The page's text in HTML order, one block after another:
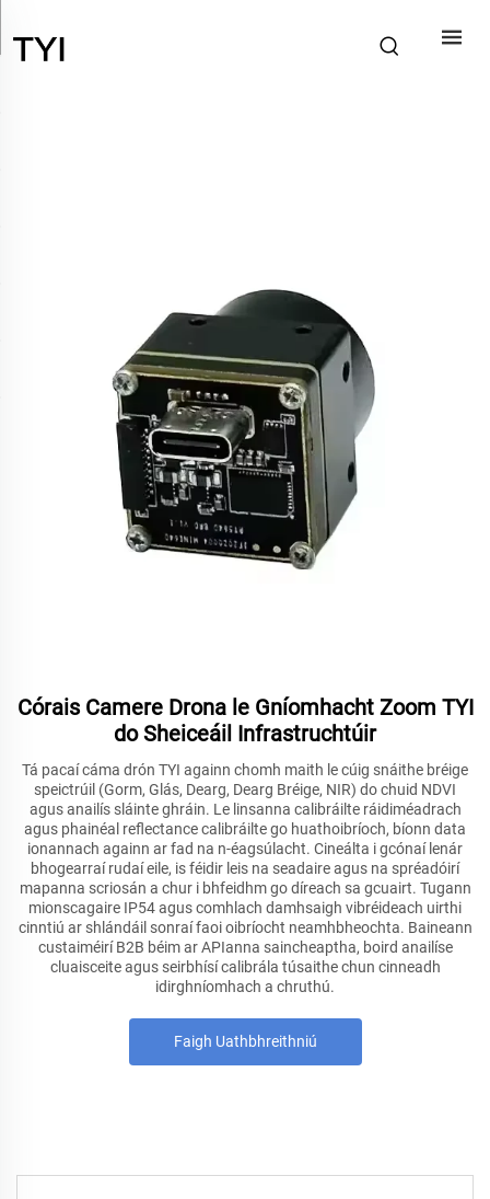
Córais Camere Drona le Gníomhacht Zoom TYI
do Sheiceáil Infrastruchtúir
Tá pacaí cáma drón TYI againn chomh maith le cúig snáithe bréige
speictrúil (Gorm, Glás, Dearg, Dearg Bréige, NIR) do chuid NDVI
agus anailís sláinte ghráin. Le linsanna calibráilte ráidiméadrach
agus phainéal reflectance calibráilte go huathoibríoch, bíonn data
ionannach againn ar fad na n-éagsúlacht. Cineálta i gcónaí lenár
bhogearraí rudaí eile, is féidir leis na seadaire agus na spréadóirí
mapanna scriosán a chur i bhfeidhm go díreach sa gcuairt. Tugann
mionscagaire IP54 agus comhlach damhsaigh vibréideach uirthi
cinntiú ar shlándáil sonraí faoi oibríocht neamhbheochta. Baineann
custaiméirí B2B béim ar APIanna saincheaptha, boird anailíse
cluaisceite agus seirbhísí calibrála túsaithe chun cinneadh
idirghníomhach a chruthú.
Faigh Uathbhreithniú